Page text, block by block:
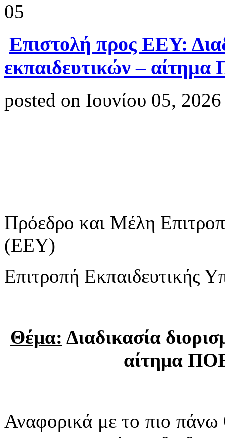
05
Επιστολή προς ΕΕΥ:
εκπαιδευτικών –
posted on Ιουνίου 05,
Πρόεδρο και Μέλη
(ΕΕΥ)
Επιτροπή Εκπαιδευτικής
Θέμα: Διαδικασία
αίτημα
Αναφορικά με το πιο πάνω